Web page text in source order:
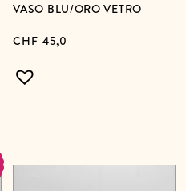
VASO BLU/ORO VETRO
CHF 45,0